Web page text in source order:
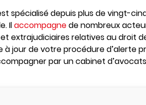
spécialisé depuis plus de vingt-
Ilaccompagnede nombreux
extrajudiciaires relatives au droit
à jour de votre procédure d’alerte
par un cabinet